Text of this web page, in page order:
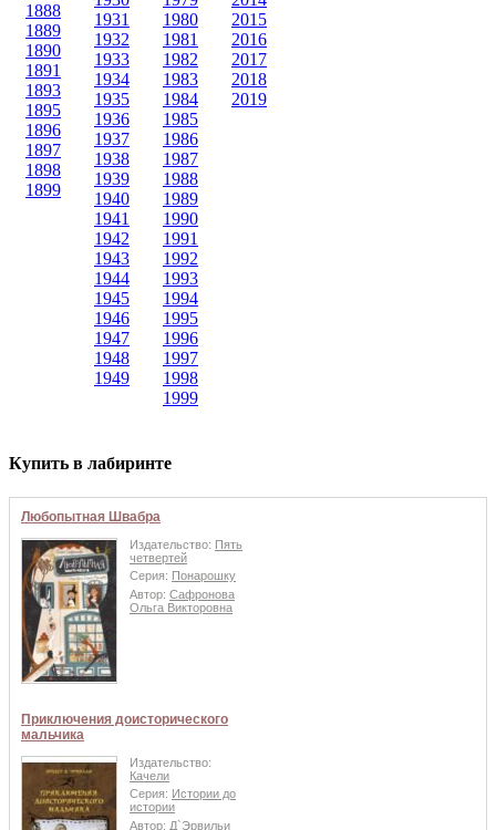
1888
1889
1890
1891
1893
1895
1896
1897
1898
1899
1931
1932
1933
1934
1935
1936
1937
1938
1939
1940
1941
1942
1943
1944
1945
1946
1947
1948
1949
1980
1981
1982
1983
1984
1985
1986
1987
1988
1989
1990
1991
1992
1993
1994
1995
1996
1997
1998
1999
2015
2016
2017
2018
2019
Купить в лабиринте
Любопытная Швабра
Издательство: Пять
четвертей
Серия: Понарошку
Автор: Сафронова
Ольга Викторовна
Приключения доисторического
мальчика
Издательство:
Качели
Серия: Истории до
истории
Автор: Д`Эрвильи